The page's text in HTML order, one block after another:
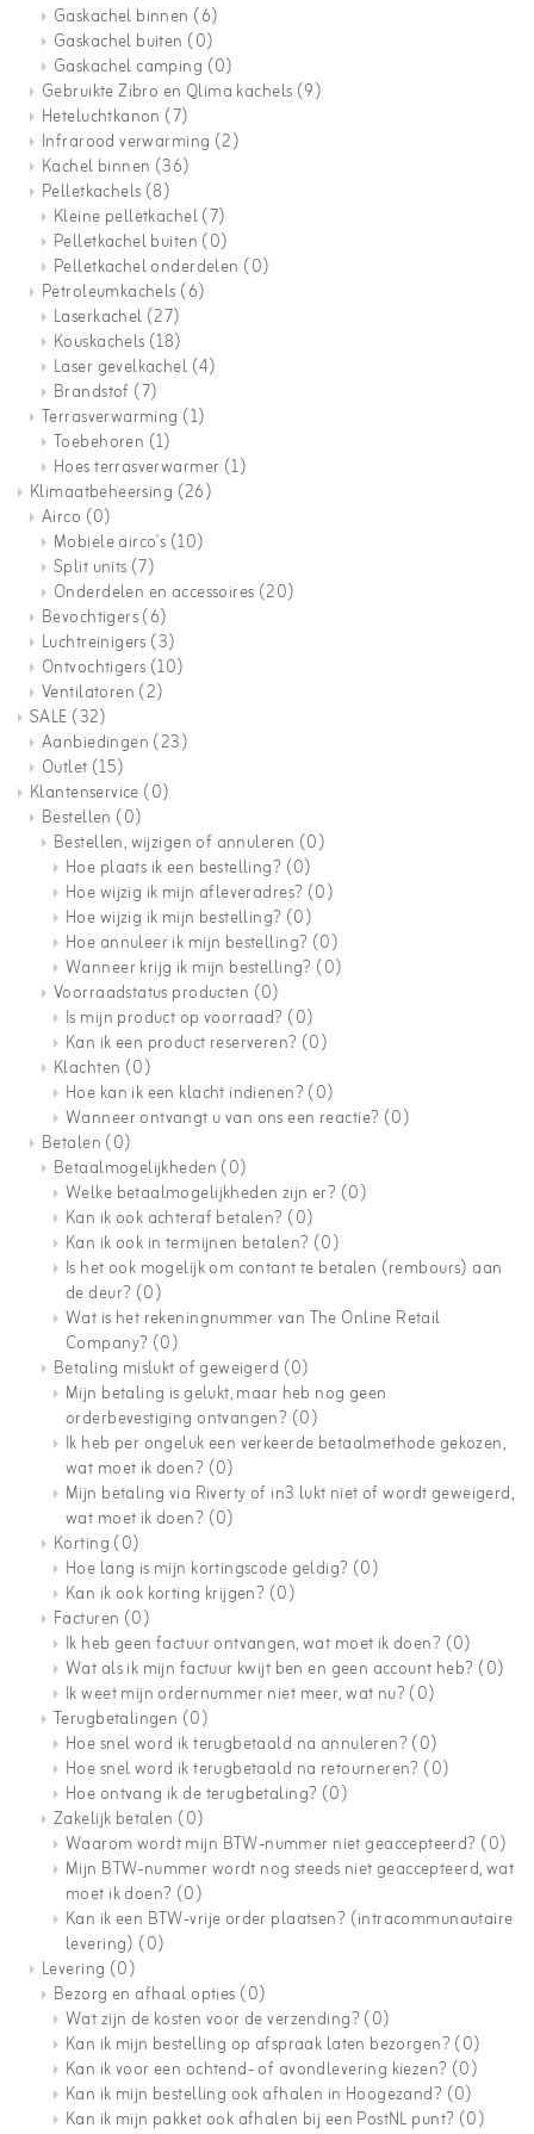
Gaskachel binnen (6)
Gaskachel buiten (0)
Gaskachel camping (0)
Gebruikte Zibro en Qlima kachels (9)
Heteluchtkanon (7)
Infrarood verwarming (2)
Kachel binnen (36)
Pelletkachels (8)
Kleine pelletkachel(7)
Pelletkachel buiten (0)
Pelletkachel onderdelen (0)
Petroleumkachels (6)
Laserkachel (27)
Kouskachels (18)
Laser gevelkachel (4)
Brandstof (7)
Terrasverwarming (1)
Toebehoren (1)
Hoes terrasverwarmer (1)
Klimaatbeheersing (26)
Airco (0)
Mobiele airco's (10)
Split units (7)
Onderdelen en accessoires (20)
Bevochtigers(6)
Luchtreinigers (3)
Ontvochtigers (10)
Ventilatoren (2)
SALE (32)
Aanbiedingen (23)
Outlet (15)
Klantenservice (0)
Bestellen (0)
Bestellen, wijzigen of annuleren (0)
Hoe plaats ik een bestelling? (0)
Hoe wijzig ik mijn afleveradres? (0)
Hoe wijzig ik mijn bestelling? (0)
Hoe annuleer ik mijn bestelling? (0)
Wanneer krijg ik mijn bestelling? (0)
Voorraadstatus producten (0)
Is mijn product op voorraad? (0)
Kan ik een product reserveren? (0)
Klachten (0)
Hoe kan ik een klacht indienen? (0)
Wanneer ontvangt u van ons een reactie? (0)
Betalen (0)
Betaalmogelijkheden (0)
Welke betaalmogelijkheden zijn er? (0)
Kan ik ook achteraf betalen? (0)
Kan ik ook in termijnen betalen? (0)
Is het ook mogelijk om contant te betalen (rembours) aan
de deur? (0)
Wat is het rekeningnummer van The Online Retail
Company? (0)
Betaling mislukt of geweigerd (0)
Mijn betaling is gelukt, maar heb nog geen
orderbevestiging ontvangen? (0)
Ik heb per ongeluk een verkeerde betaalmethode gekozen,
wat moet ik doen? (0)
Mijn betaling via Riverty of in3 lukt niet of wordt geweigerd,
wat moet ik doen? (0)
Korting (0)
Hoe lang is mijn kortingscode geldig? (0)
Kan ik ook korting krijgen? (0)
Facturen (0)
Ik heb geen factuur ontvangen, wat moet ik doen? (0)
Wat als ik mijn factuur kwijt ben en geen account heb? (0)
Ik weet mijn ordernummer niet meer, wat nu? (0)
Terugbetalingen (0)
Hoe snel word ik terugbetaald na annuleren? (0)
Hoe snel word ik terugbetaald na retourneren? (0)
Hoe ontvang ik de terugbetaling? (0)
Zakelijk betalen (0)
Waarom wordt mijn BTW-nummer niet geaccepteerd? (0)
Mijn BTW-nummer wordt nog steeds niet geaccepteerd, wat
moet ik doen? (0)
Kan ik een BTW-vrije order plaatsen? (intracommunautaire
levering) (0)
Levering (0)
Bezorg en afhaal opties (0)
Wat zijn de kosten voor de verzending? (0)
Kan ik mijn bestelling op afspraak laten bezorgen? (0)
Kan ik voor een ochtend- of avondlevering kiezen? (0)
Kan ik mijn bestelling ook afhalen in Hoogezand? (0)
Kan ik mijn pakket ook afhalen bij een PostNL punt? (0)